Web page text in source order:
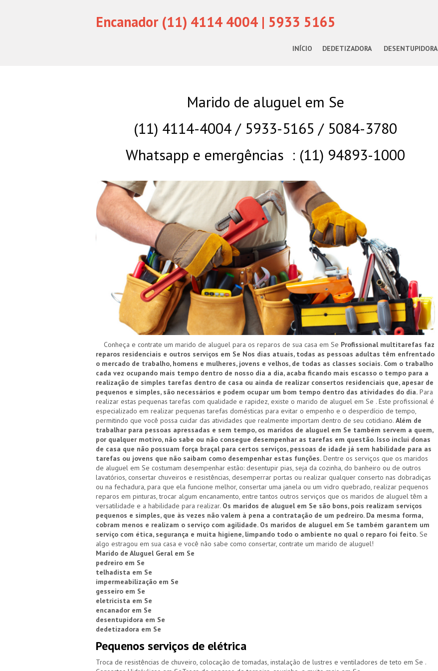
Encanador (11) 4114 4004 | 5933 5165
INÍCIO DEDETIZADORA DESENTUPIDORA
Marido de aluguel em Se
(11) 4114-4004 / 5933-5165 / 5084-3780
Whatsapp e emergências : (11) 94893-1000
Conheça e contrate um marido de aluguel para os reparos de sua casa em Se Profissional multitarefas faz
reparos residenciais e outros serviços em Se Nos dias atuais, todas as pessoas adultas têm enfrentado
o mercado de trabalho, homens e mulheres, jovens e velhos, de todas as classes sociais. Com o trabalho
cada vez ocupando mais tempo dentro de nosso dia a dia, acaba ficando mais escasso o tempo para a
realização de simples tarefas dentro de casa ou ainda de realizar consertos residenciais que, apesar de
pequenos e simples, são necessários e podem ocupar um bom tempo dentro das atividades do dia. Para
realizar estas pequenas tarefas com qualidade e rapidez, existe o marido de aluguel em Se . Este profissional é
especializado em realizar pequenas tarefas domésticas para evitar o empenho e o desperdício de tempo,
permitindo que você possa cuidar das atividades que realmente importam dentro de seu cotidiano. Além de
trabalhar para pessoas apressadas e sem tempo, os maridos de aluguel em Se também servem a quem,
por qualquer motivo, não sabe ou não consegue desempenhar as tarefas em questão. Isso inclui donas
de casa que não possuam força braçal para certos serviços, pessoas de idade já sem habilidade para as
tarefas ou jovens que não saibam como desempenhar estas funções. Dentre os serviços que os maridos
de aluguel em Se costumam desempenhar estão: desentupir pias, seja da cozinha, do banheiro ou de outros
lavatórios, consertar chuveiros e resistências, desemperrar portas ou realizar qualquer conserto nas dobradiças
ou na fechadura, para que ela funcione melhor, consertar uma janela ou um vidro quebrado, realizar pequenos
reparos em pinturas, trocar algum encanamento, entre tantos outros serviços que os maridos de aluguel têm a
versatilidade e a habilidade para realizar. Os maridos de aluguel em Se são bons, pois realizam serviços
pequenos e simples, que às vezes não valem à pena a contratação de um pedreiro. Da mesma forma,
cobram menos e realizam o serviço com agilidade. Os maridos de aluguel em Se também garantem um
serviço com ética, segurança e muita higiene, limpando todo o ambiente no qual o reparo foi feito. Se
algo estragou em sua casa e você não sabe como consertar, contrate um marido de aluguel!
Marido de Aluguel Geral em Se
pedreiro em Se
telhadista em Se
impermeabilização em Se
gesseiro em Se
eletricista em Se
encanador em Se
desentupidora em Se
dedetizadora em Se
Pequenos serviços de elétrica
Troca de resistências de chuveiro, colocação de tomadas, instalação de lustres e ventiladores de teto em Se .